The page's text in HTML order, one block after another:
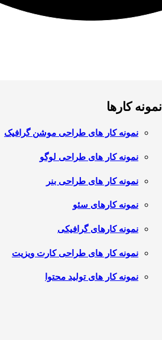
نمونه کارها
نمونه کار های طراحی موشن گرافیک
نمونه کار های طراحی لوگو
نمونه کار های طراحی بنر
نمونه کارهای سئو
نمونه کارهای گرافیکی
نمونه کار های طراحی کارت ویزیت
نمونه کار های تولید محتوا